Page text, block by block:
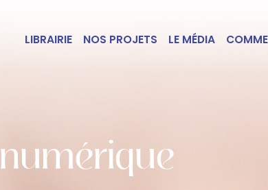
LIBRAIRIE NOS PROJETS LE MÉDIA
numérique